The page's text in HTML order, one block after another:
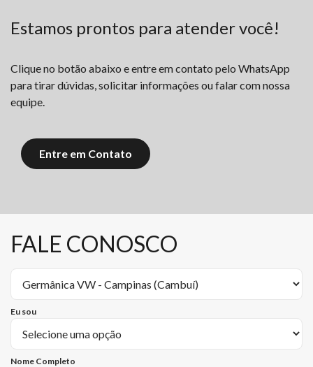
Estamos prontos para atender você!
Clique no botão abaixo e entre em contato pelo WhatsApp
para tirar dúvidas, solicitar informações ou falar com nossa
equipe.
Entre em Contato
FALE CONOSCO
Eu sou
Nome Completo